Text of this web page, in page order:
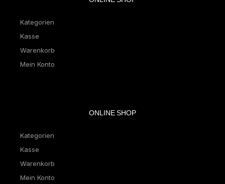
Kategorien
Kasse
Warenkorb
Mein Konto
ONLINE SHOP
Kategorien
Kasse
Warenkorb
Mein Konto